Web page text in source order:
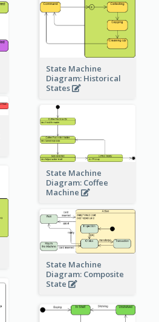
State Machine
Diagram: Historical
States
State Machine
Diagram: Coffee
Machine
State Machine
Diagram: Composite
State